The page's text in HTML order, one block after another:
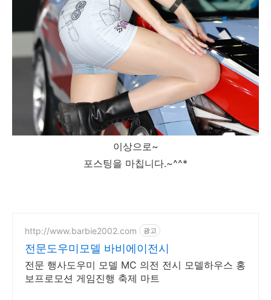
이상으로~
포스팅을 마칩니다.~^^*
http://www.barbie2002.com 광고
전문도우미모델 바비에이전시
전문 행사도우미 모델 MC 의전 전시 모델하우스 홍
보프로모션 게임진행 축제 마트